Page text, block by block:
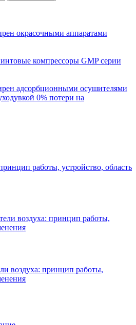
окрасочными аппаратами
компрессоры GMP серии
адсорбционными осушителями
0% потери на
работы, устройство, область
воздуха: принцип работы,
воздуха: принцип работы,